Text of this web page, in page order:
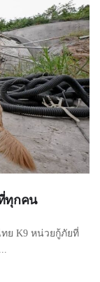
ทุกคน
ย K9 หน่วยกู้ภัยที่